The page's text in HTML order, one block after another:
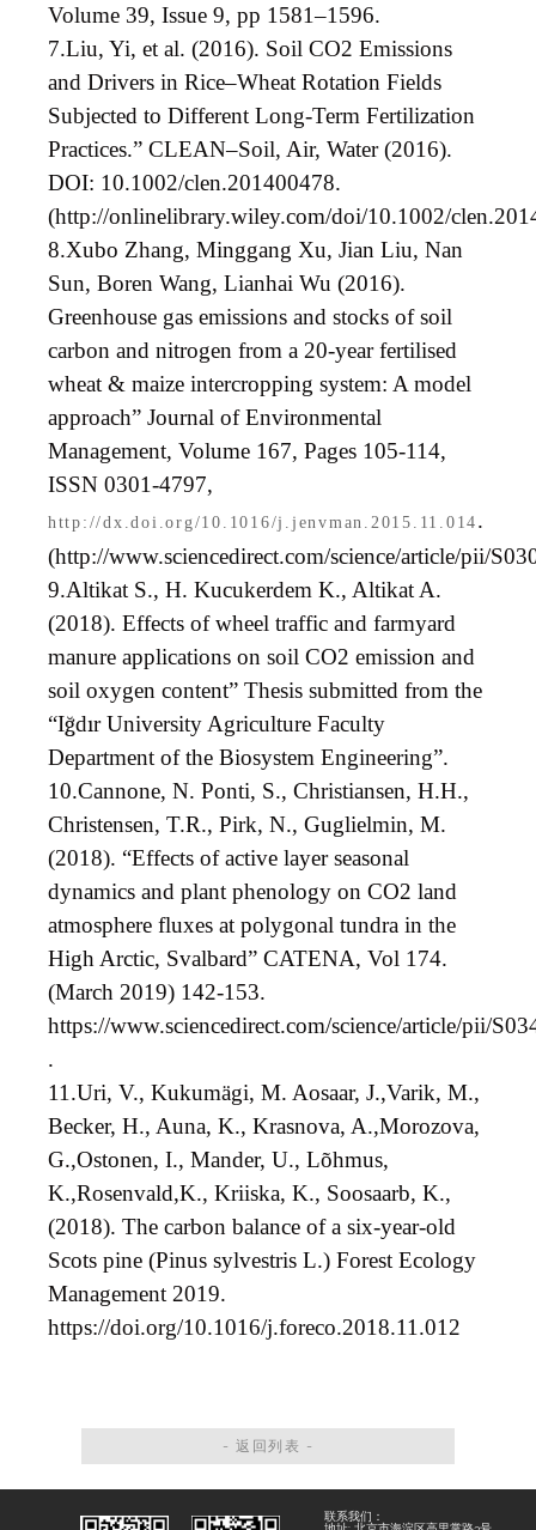
Volume 39, Issue 9, pp 1581–1596.
7.Liu, Yi, et al. (2016). Soil CO2 Emissions
and Drivers in Rice–Wheat Rotation Fields
Subjected to Different Long‐Term Fertilization
Practices.” CLEAN–Soil, Air, Water (2016).
DOI: 10.1002/clen.201400478.
(http://onlinelibrary.wiley.com/doi/10.1002/
8.Xubo Zhang, Minggang Xu, Jian Liu, Nan
Sun, Boren Wang, Lianhai Wu (2016).
Greenhouse gas emissions and stocks of soil
carbon and nitrogen from a 20-year fertilised
wheat & maize intercropping system: A model
approach” Journal of Environmental
Management, Volume 167, Pages 105-114,
ISSN 0301-4797,
http://dx.doi.org/10.1016/j.jenvman.2015.11.014 .
(http://www.sciencedirect.com/science/article/pii/
9.Altikat S., H. Kucukerdem K., Altikat A.
(2018). Effects of wheel traffic and farmyard
manure applications on soil CO2 emission and
soil oxygen content” Thesis submitted from the
“Iğdır University Agriculture Faculty
Department of the Biosystem Engineering”.
10.Cannone, N. Ponti, S., Christiansen, H.H.,
Christensen, T.R., Pirk, N., Guglielmin, M.
(2018). “Effects of active layer seasonal
dynamics and plant phenology on CO2 land
atmosphere fluxes at polygonal tundra in the
High Arctic, Svalbard” CATENA, Vol 174.
(March 2019) 142-153.
https://www.sciencedirect.com/science/article/pii/
.
11.Uri, V., Kukumägi, M. Aosaar, J.,Varik, M.,
Becker, H., Auna, K., Krasnova, A.,Morozova,
G.,Ostonen, I., Mander, U., Lõhmus,
K.,Rosenvald,K., Kriiska, K., Soosaarb, K.,
(2018). The carbon balance of a six-year-old
Scots pine (Pinus sylvestris L.) Forest Ecology
Management 2019.
https://doi.org/10.1016/j.foreco.2018.11.012
- 返回列表 -
联系我们：